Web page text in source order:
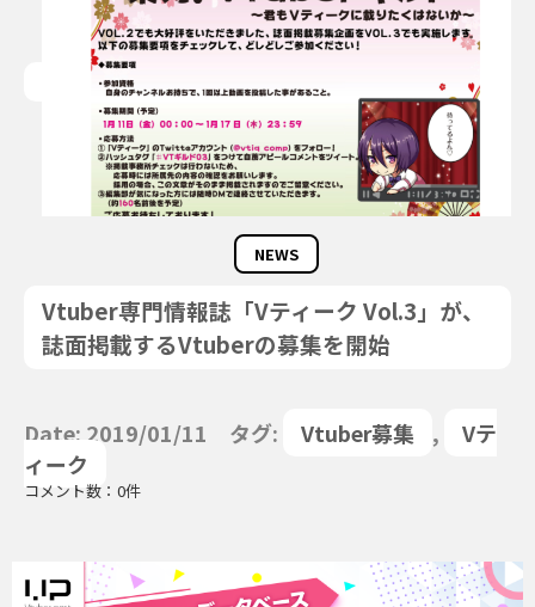
NEWS
Vtuber専門情報誌「Vティーク Vol.3」が、
誌面掲載するVtuberの募集を開始
Date: 2019/01/11 タグ: Vtuber募集 ,
Vテ
ィーク
コメント数：0件